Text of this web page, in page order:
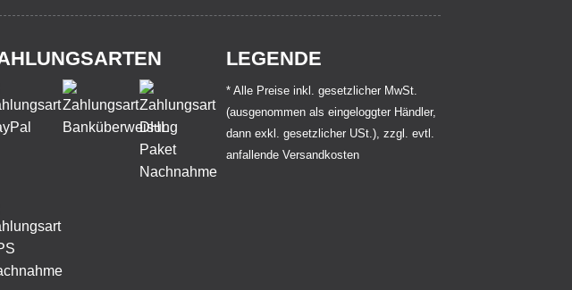
LEGENDE
* Alle Preise inkl. gesetzlicher MwSt.
(ausgenommen als eingeloggter Händler,
dann exkl. gesetzlicher USt.), zzgl. evtl.
anfallende Versandkosten